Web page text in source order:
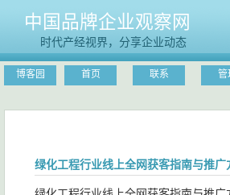
中国品牌企业观察网
时代产经视界，分享企业动态
博客园 首页 联系 管
绿化工程行业线上全网获客指南与推广